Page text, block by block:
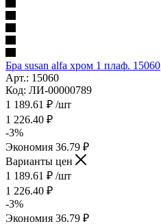
Бра susan alfa хром 1 плаф. 15060
Арт.: 15060
Код: ЛИ-00000789
1 189.61 ₽ /шт
1 226.40 ₽
-3%
Экономия 36.79 ₽
Варианты цен
1 189.61 ₽ /шт
1 226.40 ₽
-3%
Экономия 36.79 ₽